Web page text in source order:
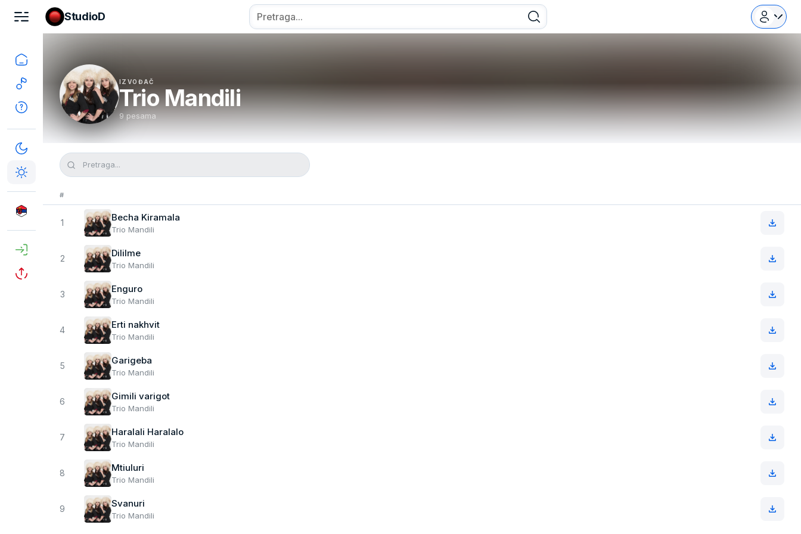
StudioD
IZVOĐAČ
Trio Mandili
9 pesama
#
1 Becha Kiramala
Trio Mandili
2 Dililme
Trio Mandili
3 Enguro
Trio Mandili
4 Erti nakhvit
Trio Mandili
5 Garigeba
Trio Mandili
6 Gimili varigot
Trio Mandili
7 Haralali Haralalo
Trio Mandili
8 Mtiuluri
Trio Mandili
9 Svanuri
Trio Mandili